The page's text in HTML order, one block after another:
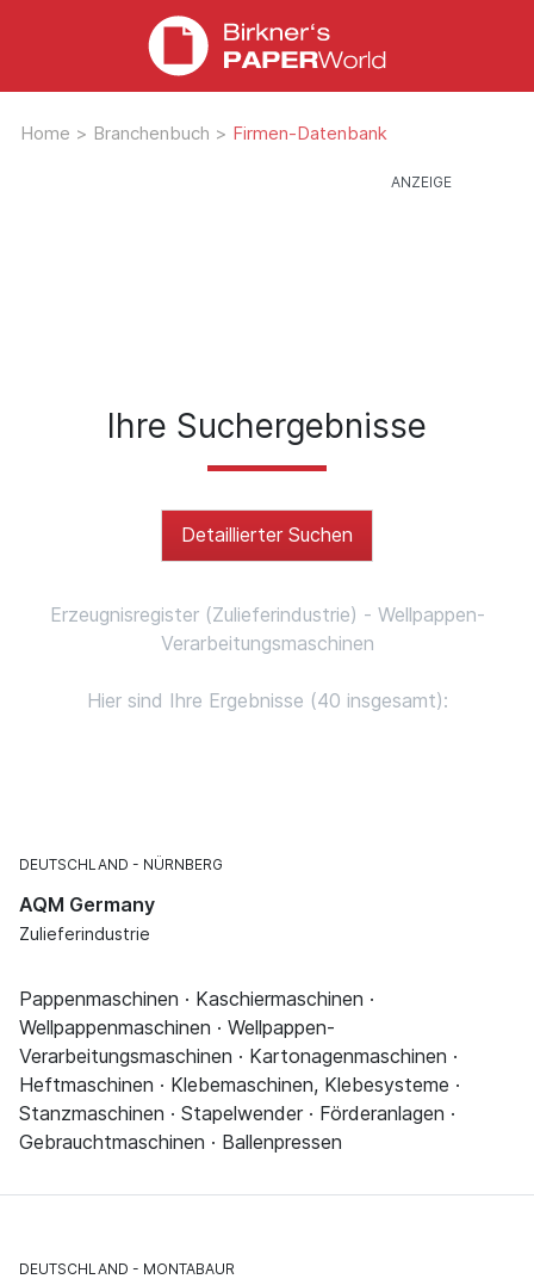
Home > Branchenbuch > Firmen-Datenbank
Ihre Suchergebnisse
Detaillierter Suchen
Erzeugnisregister (Zulieferindustrie) - Wellpappen-
Verarbeitungsmaschinen
Hier sind Ihre Ergebnisse (40 insgesamt):
DEUTSCHLAND NÜRNBERG
AQM Germany
Zulieferindustrie
Pappenmaschinen · Kaschiermaschinen ·
Wellpappenmaschinen · Wellpappen-
Verarbeitungsmaschinen · Kartonagenmaschinen ·
Heftmaschinen · Klebemaschinen, Klebesysteme ·
Stanzmaschinen · Stapelwender · Förderanlagen ·
Gebrauchtmaschinen · Ballenpressen
DEUTSCHLAND MONTABAUR